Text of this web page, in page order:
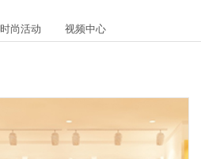
时尚活动 视频中心